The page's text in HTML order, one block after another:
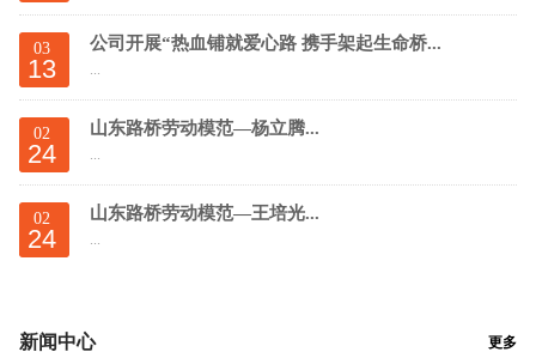
03
13
公司开展“热血铺就爱心路 携手架起生命桥...
02
24
山东路桥劳动模范—杨立腾...
...
02
24
山东路桥劳动模范—王培光...
...
新闻中心 更多